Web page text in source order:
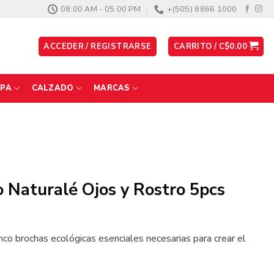
08:00 AM - 05:00 PM +(505) 8866 1000
ACCEDER / REGISTRARSE CARRITO / C$0.00
CALZADO MARCAS
Naturalé Ojos y Rostro 5pcs
brochas ecológicas esenciales necesarias para crear el